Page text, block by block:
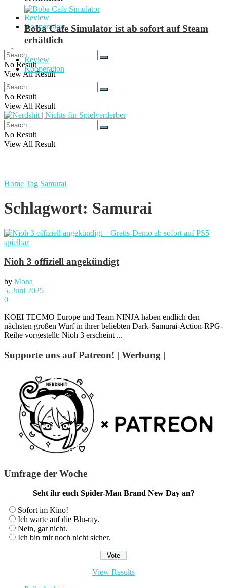
Review
Kooperation
No Result
View All Result
Boba Cafe Simulator ist ab sofort auf Steam
erhältlich
Review
Kooperation
No Result
View All Result
No Result
View All Result
Home Tag Samurai
Schlagwort: Samurai
Nioh 3 offiziell angekündigt
by Mona
5. Juni 2025
0
KOEI TECMO Europe und Team NINJA haben endlich den
nächsten großen Wurf in ihrer beliebten Dark-Samurai-Action-RPG-
Reihe vorgestellt: Nioh 3 erscheint ...
Supporte uns auf Patreon! | Werbung |
Umfrage der Woche
Seht ihr euch Spider-Man Brand New Day an?
Sofort im Kino!
Ich warte auf die Blu-ray.
Nein, gar nicht.
Ich bin mir noch nicht sicher.
View Results